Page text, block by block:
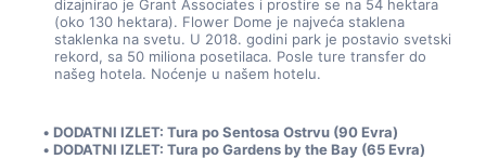
dizajnirao je Grant Associates i prostire se na 54 hektara
(oko 130 hektara). Flower Dome je najveća staklena
staklenka na svetu. U 2018. godini park je postavio svetski
rekord, sa 50 miliona posetilaca. Posle ture transfer do
našeg hotela. Noćenje u našem hotelu.
DODATNI IZLET: Tura po Sentosa Ostrvu (90 Evra)
DODATNI IZLET: Tura po Gardens by the Bay (65 Evra)